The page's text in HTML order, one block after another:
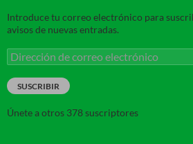
Introduce tu correo electrónico para
avisos de nuevas entradas.
Dirección
de
correo
electrónico
SUSCRIBIR
Únete a otros 378 suscriptores